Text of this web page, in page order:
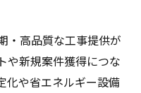
・高品質な工事提供が
や新規案件獲得につな
化や省エネルギー設備